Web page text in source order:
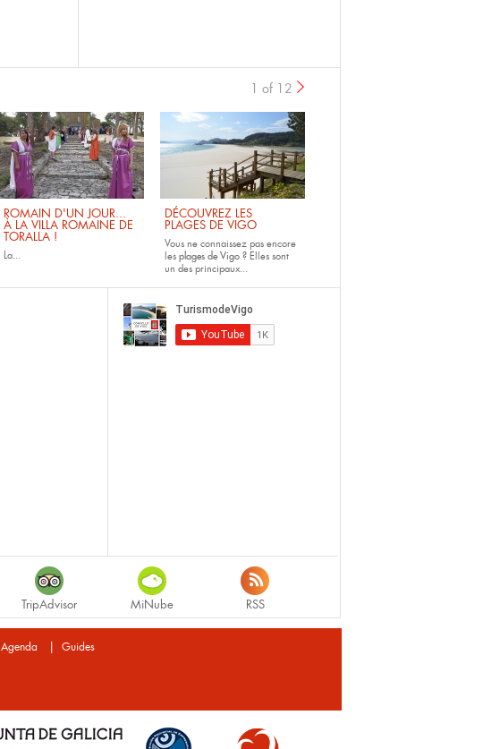
ROMAIN D'UN JOUR...
À LA VILLA ROMAINE DE
TORALLA !
La...
DÉCOUVREZ LES
PLAGES DE VIGO
Vous ne connaissez pas encore
les plages de Vigo ? Elles sont
un des principaux...
1 of 12
TripAdvisor MiNube RSS
Agenda | Guides